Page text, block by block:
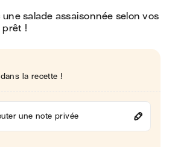
salade assaisonnée selon vos
prêt !
la recette !
une note privée